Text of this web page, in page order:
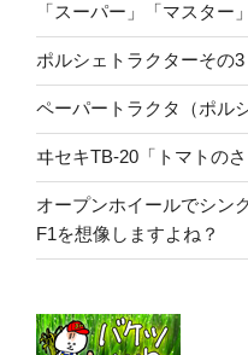
「スーパー」「マスター」
ポルシェトラクターその
ペーパートラクタ（ポル
ヰセキTB-20「トマトの
オープンホイールでシン
F1を想像しますよね？